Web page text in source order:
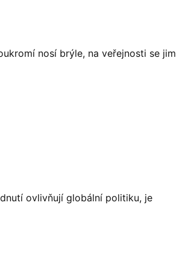
nosí brýle, na veřejnosti se jim
ovlivňují globální politiku, je